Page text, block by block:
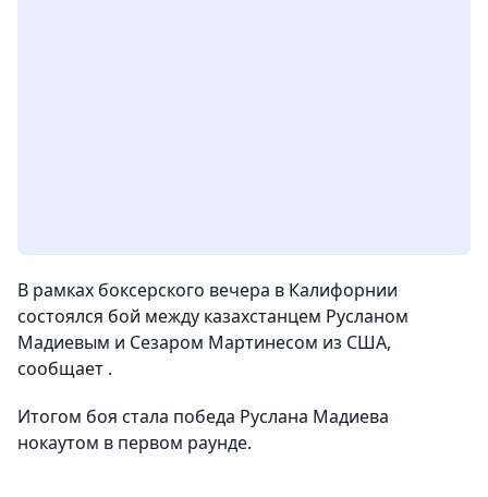
В рамках боксерского вечера в Калифорнии
состоялся бой между казахстанцем Русланом
Мадиевым и Сезаром Мартинесом из США,
сообщает .
Итогом боя стала победа Руслана Мадиева
нокаутом в первом раунде.